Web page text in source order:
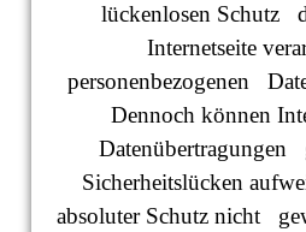
lückenlosen Schutz
Internetseite
personenbezogenen
Dennoch können
Datenübertragungen
Sicherheitslücken
absoluter Schutz nicht